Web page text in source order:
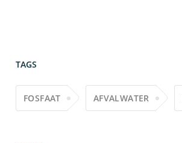
TAGS
FOSFAAT AFVALWATER